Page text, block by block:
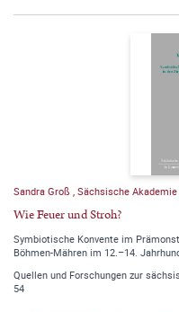
Sandra Groß , Sächsische
Wie Feuer und Stroh?
Symbiotische Konvente im
Böhmen-Mähren im 12.–14.
Quellen und Forschungen zur
54